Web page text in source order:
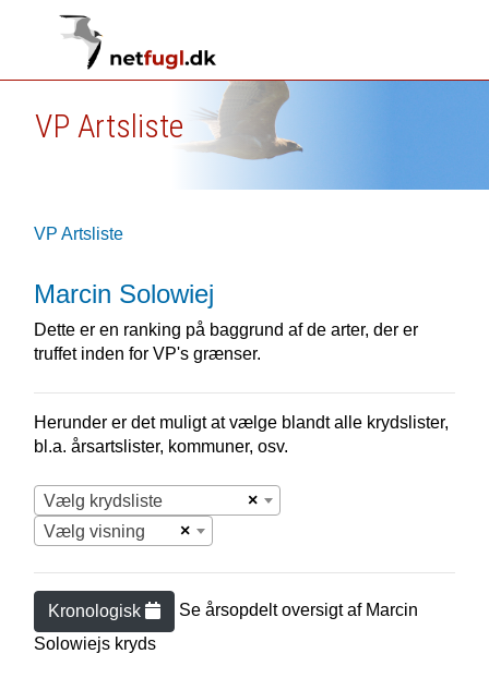
VP Artsliste
VP Artsliste
Marcin Solowiej
Dette er en ranking på baggrund af de arter, der er
truffet inden for VP's grænser.
Herunder er det muligt at vælge blandt alle krydslister,
bl.a. årsartslister, kommuner, osv.
×
Vælg krydsliste
×
Vælg visning
Kronologisk Se årsopdelt oversigt af Marcin
Solowiejs kryds